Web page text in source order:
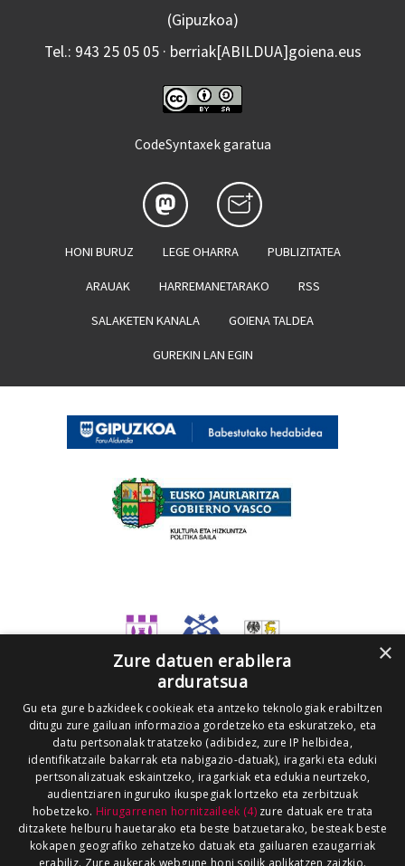
(Gipuzkoa)
Tel.: 943 25 05 05 · berriak[ABILDUA]goiena.eus
CodeSyntaxek garatua
HONI BURUZ LEGE OHARRA PUBLIZITATEA
ARAUAK HARREMANETARAKO RSS
SALAKETEN KANALA GOIENA TALDEA
GUREKIN LAN EGIN
×
Zure datuen erabilera
arduratsua
Gu eta gure bazkideek cookieak eta antzeko teknologiak erabiltzen
ditugu zure gailuan informazioa gordetzeko eta eskuratzeko, eta
datu pertsonalak tratatzeko (adibidez, zure IP helbidea,
identifikatzaile bakarrak eta nabigazio-datuak), iragarki eta eduki
pertsonalizatuak eskaintzeko, iragarkiak eta edukia neurtzeko,
audientziaren inguruko ikuspegiak lortzeko eta zerbitzuak
hobetzeko. Hirugarrenen hornitzaileek (4)zure datuak ere trata
ditzakete helburu hauetarako eta beste batzuetarako, besteak beste
kokapen geografiko zehatzeko datuak eta gailuaren ezaugarriak
erabiliz. Zure aukerak webgune honi soilik aplikatzen zaizkio.